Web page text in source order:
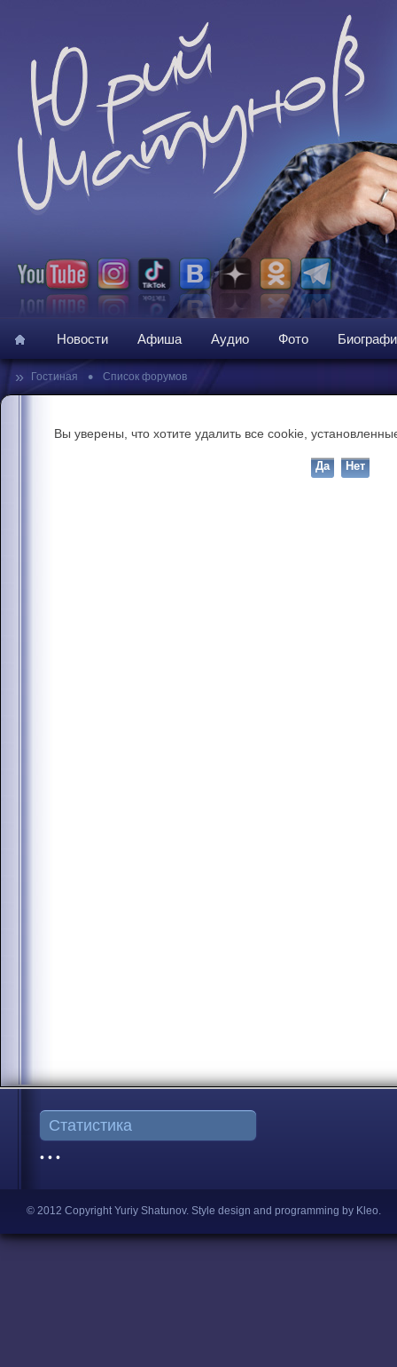
Новости Афиша Аудио Фото
» Гостиная • Список форумов
Вы уверены, что хотите удалить все cookie,
Статистика
• • •
© 2012 Copyright Yuriy Shatunov. Style design and programming by Kleo.